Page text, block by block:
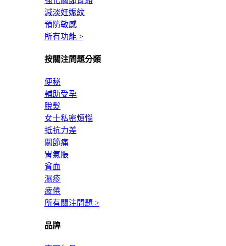
減淡妊娠紋
預防敏感
所有功能 >
按關注問題分類
便秘
輔助受孕
脫髮
女士私密煩惱
抵抗力差
關節痛
胃氣脹
貧血
濕疹
疲倦
所有關注問題 >
品牌